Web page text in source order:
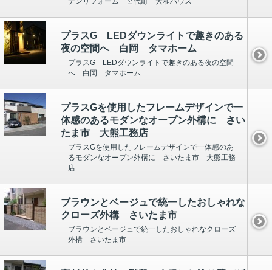
プラスG LEDダウンライトで趣きのある
夜の空間へ 白岡 タマホーム
プラスG LEDダウンライトで趣きのある夜の空間
へ 白岡 タマホーム
プラスGを使用したフレームデザインで一
体感のあるモダンなオープン外構に さい
たま市 大熊工務店
プラスGを使用したフレームデザインで一体感のあ
るモダンなオープン外構に さいたま市 大熊工務
店
ブラウンとベージュで統一したおしゃれな
クローズ外構 さいたま市
ブラウンとベージュで統一したおしゃれなクローズ
外構 さいたま市